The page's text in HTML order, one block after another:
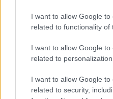
I want to allow Google to
related to functionality of
I want to allow Google to
related to personalization.
I want to allow Google to
related to security,